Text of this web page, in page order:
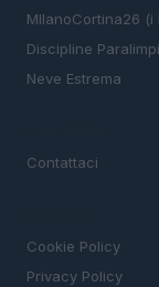
MIlanoCortina26 (i
Discipline
Neve Estrema
Contattaci
Cookie Policy
Privacy Policy